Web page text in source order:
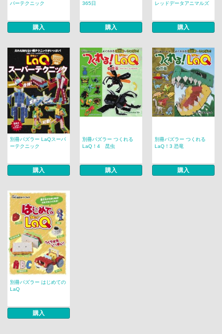
パーテクニック
購入
365日
購入
レッドデータアニマルズ
購入
別冊パズラー LaQスーパ
ーテクニック
購入
別冊パズラー つくれる
LaQ！4 昆虫
購入
別冊パズラー つくれる
LaQ！3 恐竜
購入
別冊パズラー はじめての
LaQ
購入